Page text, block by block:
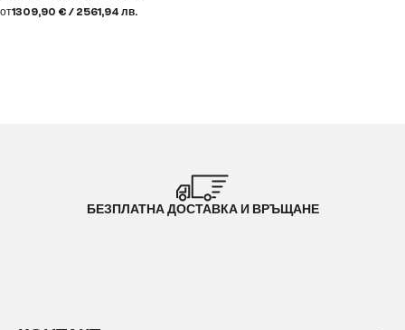
от1309,90 € / 2561,94 лв.
БЕЗПЛАТНА ДОСТАВКА И ВРЪЩАНЕ